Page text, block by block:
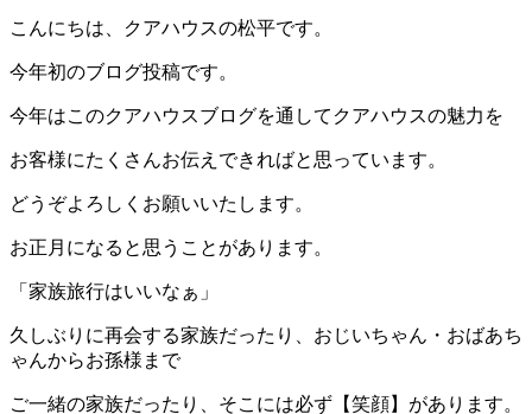
こんにちは、クアハウスの松平です。
今年初のブログ投稿です。
今年はこのクアハウスブログを通してクアハウスの魅力を
お客様にたくさんお伝えできればと思っています。
どうぞよろしくお願いいたします。
お正月になると思うことがあります。
「家族旅行はいいなぁ」
久しぶりに再会する家族だったり、おじいちゃん・おばあち
ゃんからお孫様まで
ご一緒の家族だったり、そこには必ず【笑顔】があります。